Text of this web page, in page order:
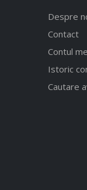
Despre
Contact
Contul
Istoric
Cautare